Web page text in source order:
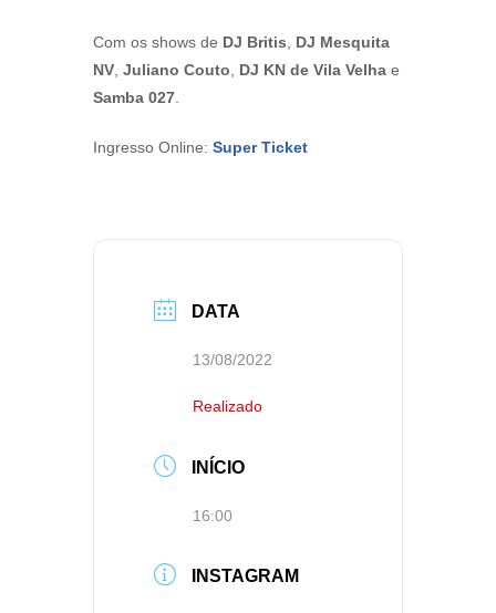
Com os shows de DJ Britis
DJ Mesquita
NV Juliano Couto DJ KN de Vila Velha e
Samba 027
Ingresso Online: Super Ticket
DATA
13/08/2022
Realizado
INÍCIO
16:00
INSTAGRAM